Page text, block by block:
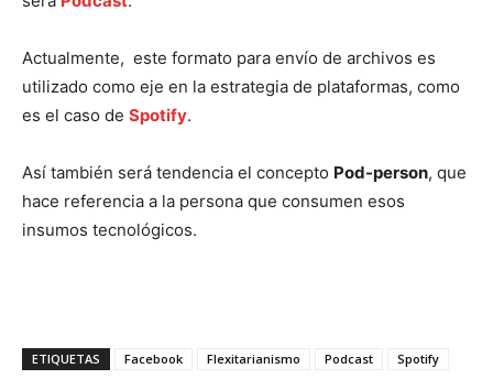
Actualmente, este formato para envío de archivos es
utilizado como eje en la estrategia de plataformas, como
es el caso de Spotify.
Así también será tendencia el concepto Pod-person, que
hace referencia a la persona que consumen esos
insumos tecnológicos.
ETIQUETAS Facebook Flexitarianismo Podcast Spotify